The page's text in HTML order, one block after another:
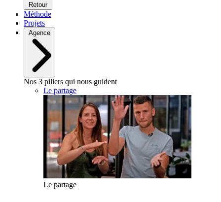
Retour
Méthode
Projets
Agence
Nos 3 piliers qui nous guident
Le partage
Le partage